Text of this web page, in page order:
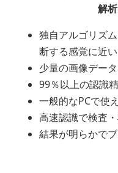
解
独自アルゴリズ
断する感覚に近
少量の画像デー
99％以上の認識
一般的なPCで使
高速認識で検査
結果が明らかで